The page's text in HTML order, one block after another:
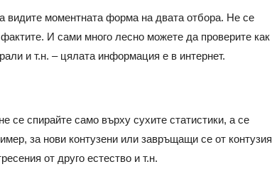
видите моментната форма на двата отбора. Не се
И сами много лесно можете да проверите как
и т.н. – цялата информация е в интернет.
се спирайте само върху сухите статистики, а се
за нови контузени или завръщащи се от контузия
от друго естество и т.н.